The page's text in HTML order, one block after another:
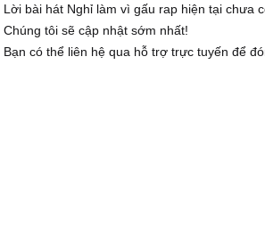
Lời bài hát Nghỉ làm vì gấu rap hiện tại chưa
Chúng tôi sẽ cập nhật sớm nhất!
Bạn có thể liên hệ qua hỗ trợ trực tuyến để